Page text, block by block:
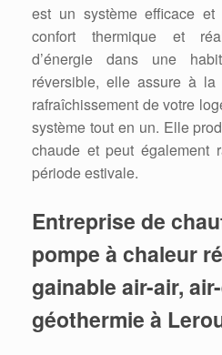
est un système efficace
confort thermique et
d’énergie dans une
réversible, elle assure à
rafraîchissement de votre
système tout en un. Elle
chaude et peut également
période estivale.
Entreprise de
pompe à chaleur
gainable air-air,
géothermie à